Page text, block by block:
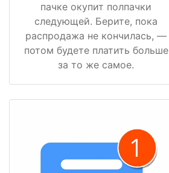
пачке окупит полпачки
следующей. Берите, пока
распродажа не кончилась, —
потом будете платить больше
за то же самое.